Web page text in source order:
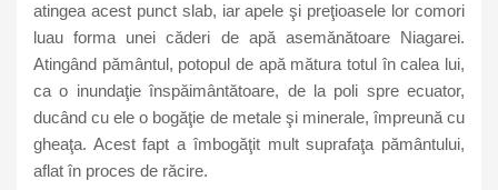
atingea acest punct slab, iar apele şi preţioasele lor comori
luau forma unei căderi de apă asemănătoare Niagarei.
Atingând pământul, potopul de apă mătura totul în calea lui,
ca o inundaţie înspăimântătoare, de la poli spre ecuator,
ducând cu ele o bogăţie de metale şi minerale, împreună cu
gheaţa. Acest fapt a îmbogăţit mult suprafaţa pământului,
aflat în proces de răcire.